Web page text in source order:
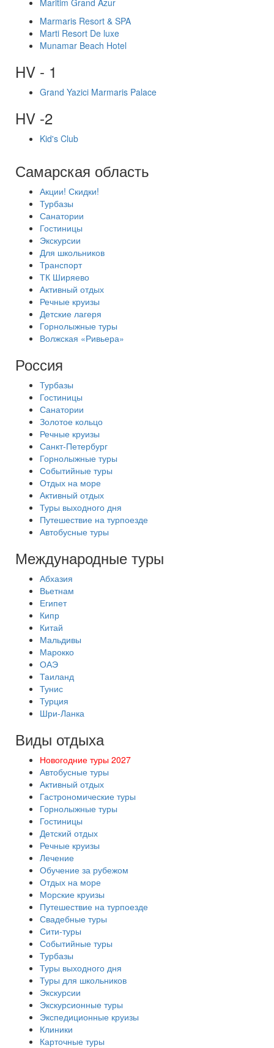
Maritim Grand Azur
Marmaris Resort & SPA
Marti Resort De luxe
Munamar Beach Hotel
HV - 1
Grand Yazici Marmaris Palace
HV -2
Kid's Club
Самарская область
Акции! Скидки!
Турбазы
Санатории
Гостиницы
Экскурсии
Для школьников
Транспорт
ТК Ширяево
Активный отдых
Речные круизы
Детские лагеря
Горнолыжные туры
Волжская «Ривьера»
Россия
Турбазы
Гостиницы
Санатории
Золотое кольцо
Речные круизы
Санкт-Петербург
Горнолыжные туры
Событийные туры
Отдых на море
Активный отдых
Туры выходного дня
Путешествие на турпоезде
Автобусные туры
Международные туры
Абхазия
Вьетнам
Египет
Кипр
Китай
Мальдивы
Марокко
ОАЭ
Таиланд
Тунис
Турция
Шри-Ланка
Виды отдыха
Новогодние туры 2027
Автобусные туры
Активный отдых
Гастрономические туры
Горнолыжные туры
Гостиницы
Детский отдых
Речные круизы
Лечение
Обучение за рубежом
Отдых на море
Морские круизы
Путешествие на турпоезде
Свадебные туры
Сити-туры
Событийные туры
Турбазы
Туры выходного дня
Туры для школьников
Экскурсии
Экскурсионные туры
Экспедиционные круизы
Клиники
Карточные туры